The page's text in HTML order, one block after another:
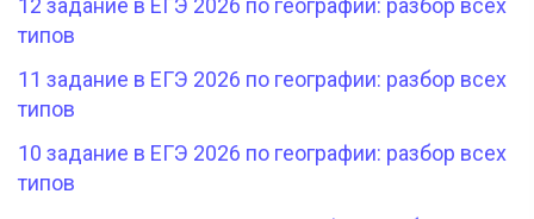
12 задание в ЕГЭ 2026 по географии: разбор всех
типов
11 задание в ЕГЭ 2026 по географии: разбор всех
типов
10 задание в ЕГЭ 2026 по географии: разбор всех
типов